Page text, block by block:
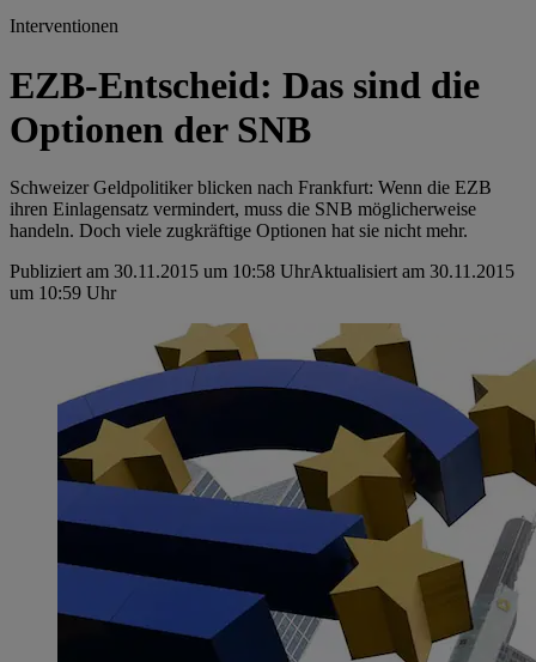
Interventionen
EZB-Entscheid: Das sind die
Optionen der SNB
Schweizer Geldpolitiker blicken nach Frankfurt: Wenn die EZB
ihren Einlagensatz vermindert, muss die SNB möglicherweise
handeln. Doch viele zugkräftige Optionen hat sie nicht mehr.
Publiziert am 30.11.2015 um 10:58 UhrAktualisiert am 30.11.2015
um 10:59 Uhr